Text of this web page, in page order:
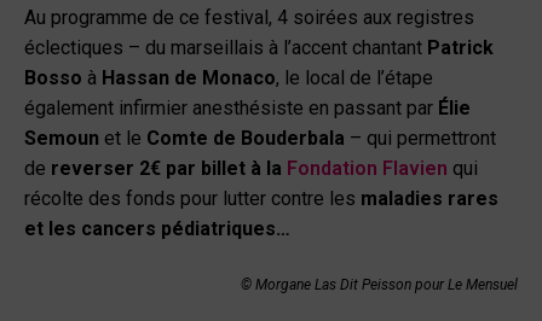
Au programme de ce festival, 4 soirées aux registres
éclectiques – du marseillais à l’accent chantant Patrick
Bosso à Hassan de Monaco, le local de l’étape
également infirmier anesthésiste en passant par Élie
Semoun et le Comte de Bouderbala – qui permettront
de reverser 2€ par billet à la Fondation Flavien qui
récolte des fonds pour lutter contre les maladies rares
et les cancers pédiatriques…
© Morgane Las Dit Peisson pour Le Mensuel